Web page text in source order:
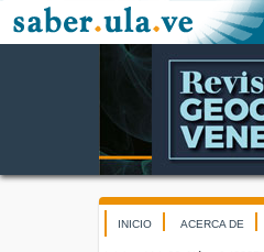
INICIO ACERCA DE